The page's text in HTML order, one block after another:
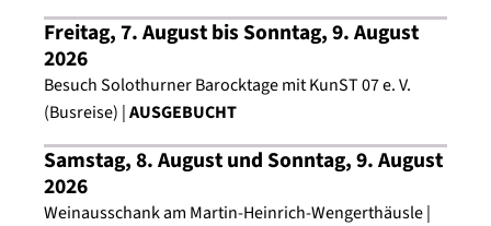
- Montag, 6. Juli 2026 um 16 Uhr im Heilbronner
Schießhaus mit anschließendem Besuch auf dem
Heilbronner Volksfest
- Dienstag, 24. November 2026 um 18 Uhr Eröffnung
Heilbronner Käthchen Weihnachtsmarkt,
anschließend Wein Villa
Freitag, 7. August bis Sonntag, 9. August
2026
Besuch Solothurner Barocktage mit KunST 07 e. V.
(Busreise) |AUSGEBUCHT
Samstag, 8. August und Sonntag, 9. August
2026
Weinausschank am Martin-Heinrich-Wengerthäusle |